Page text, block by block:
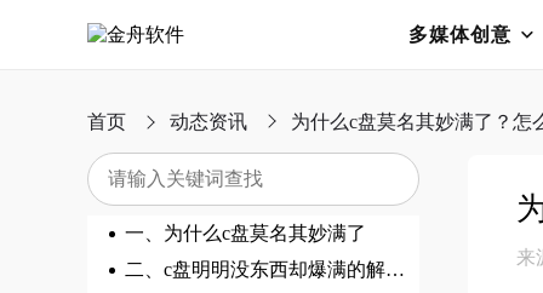
多媒体创意
首页 动态资讯 为什么c盘莫名其妙满了？怎
一、为什么c盘莫名其妙满了
二、c盘明明没东西却爆满的解决方案
来